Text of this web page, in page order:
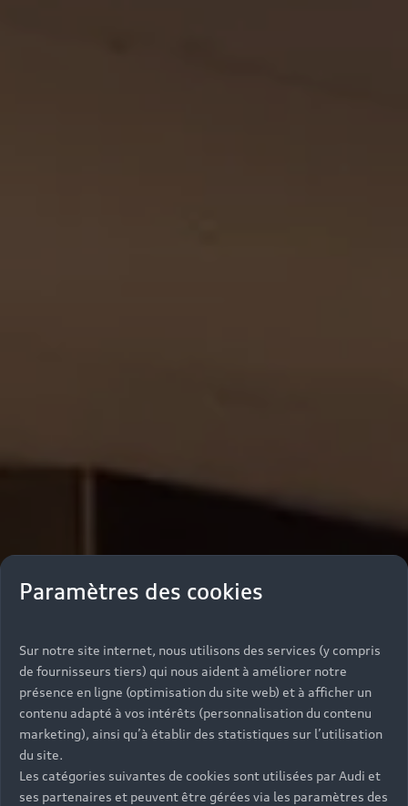
Paramètres des cookies
Sur notre site internet, nous utilisons des services (y compris
de fournisseurs tiers) qui nous aident à améliorer notre
présence en ligne (optimisation du site web) et à afficher un
contenu adapté à vos intérêts (personnalisation du contenu
marketing), ainsi qu’à établir des statistiques sur l’utilisation
du site.
Les catégories suivantes de cookies sont utilisées par Audi et
ses partenaires et peuvent être gérées via les paramètres des